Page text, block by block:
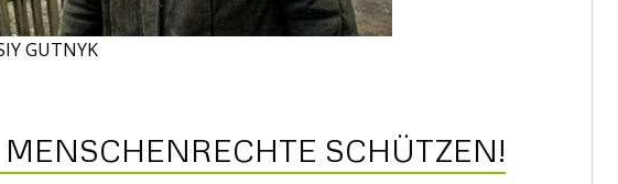
GUTNYK
SCHÜTZEN!